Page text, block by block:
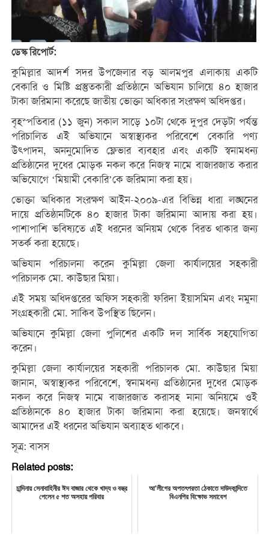
ডেস্ক রিপোর্ট:
কুমিল্লার আদর্শ সদর উপজেলার বড় আলমপুর এলাকায় একটি
বেকারি ও মিষ্টি প্রস্তুতকারী প্রতিষ্ঠানে অভিযান চালিয়ে ৪০ হাজার
টাকা জরিমানা করেছে জাতীয় ভোক্তা অধিকার সংরক্ষণ অধিদপ্তর।
বৃহস্পতিবার (১১ জুন) সকাল সাড়ে ১০টা থেকে দুপুর দেড়টা পর্যন্ত
পরিচালিত এই অভিযানে অস্বাস্থ্যকর পরিবেশে বেকারি পণ্য
উৎপাদন, অননুমোদিত ফ্লেভার ব্যবহার এবং একটি স্বনামধন্য
প্রতিষ্ঠানের দুধের মোড়ক নকল করে নিজস্ব নামে বাজারজাত করার
অভিযোগে ‘মিয়ামী বেকারি’কে জরিমানা করা হয়।
ভোক্তা অধিকার সংরক্ষণ আইন-২০০৯-এর বিভিন্ন ধারা লঙ্ঘনের
দায়ে প্রতিষ্ঠানটিকে ৪০ হাজার টাকা জরিমানা আদায় করা হয়।
পাশাপাশি ভবিষ্যতে এই ধরনের অনিয়ম থেকে বিরত থাকার জন্য
সতর্ক করা হয়েছে।
অভিযান পরিচালনা করেন কুমিল্লা জেলা কার্যালয়ের সহকারী
পরিচালক মো. কাউছার মিয়া।
এই সময় অধিদপ্তরের অফিস সহকারী ফরিদা ইয়াসমিন এবং নমুনা
সংগ্রহকারী মো. সাকিব উপস্থিত ছিলেন।
অভিযানে কুমিল্লা জেলা পুলিশের একটি দল সার্বিক সহযোগিতা
করেন।
কুমিল্লা জেলা কার্যালয়ের সহকারী পরিচালক মো. কাউছার মিয়া
জানান, অস্বাস্থ্যকর পরিবেশে, স্বনামধন্য প্রতিষ্ঠানের দুধের মোড়ক
নকল করে নিজস্ব নামে বাজারজাত করাসহ নানা অনিয়মে ওই
প্রতিষ্ঠানকে ৪০ হাজার টাকা জরিমানা করা হয়েছে। জনস্বার্থে
আমাদের এই ধরনের অভিযান অব্যাহত থাকবে।
সূত্র: বাসস
Related posts:
চান্দিনায় সেনাবাহিনীর ঈদ বাজার থেকে খাদ্য ও বস্ত্র
পেলেন ৫ শত অসহায় পরিবার
আ'লীগের অপতৎপরতা ঠেকাতে দাউদকান্দিতে
বিএনপির বিক্ষোভ সমাবেশ